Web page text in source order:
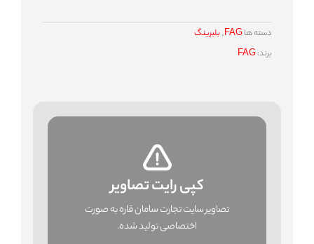
دسته هاFAG
,بلبرینگ
برند:FAG
کپی رایت تصاویر
تصاویر سایت تجارت سامان قاره به صورت
اختصاصی تولید شده.